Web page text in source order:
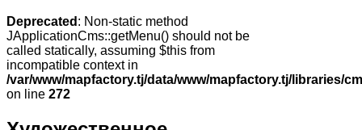
Deprecated : Non-static method
JApplicationCms::getMenu() should not be
called statically, assuming $this from
incompatible context in
/var/www/mapfactory.tj/data/www/mapfactory.tj/libraries/
on line 272